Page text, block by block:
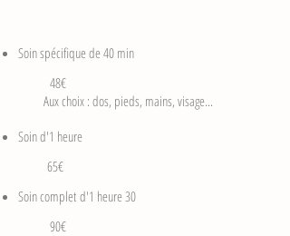
Soin spécifique de 40 min
48€
Aux choix : dos, pieds, mains, visage...
Soin d'1 heure
65€
Soin complet d'1 heure 30
90€